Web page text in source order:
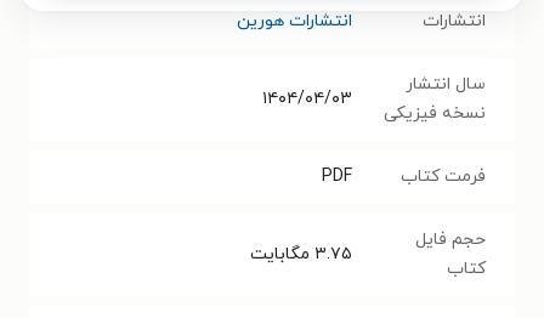
انتشارات انتشارات هورین
سال انتشار
نسخه فیزیکی
۱۴۰۴/۰۴/۰۳
فرمت کتاب PDF
حجم فایل
کتاب
۳.۷۵ مگابایت